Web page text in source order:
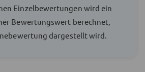
Einzelbewertungen wird ein
Bewertungswert berechnet,
dargestellt wird.